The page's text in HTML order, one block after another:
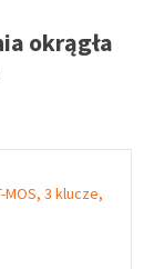
okrągła